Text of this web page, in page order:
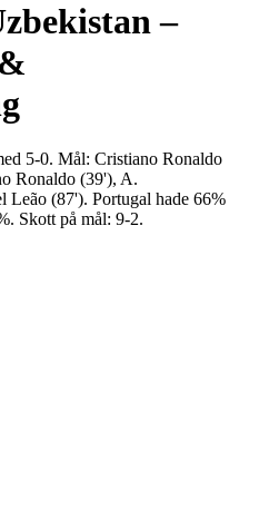
–
5-0. Mål: Cristiano Ronaldo
Ronaldo (39'), A.
Leão (87'). Portugal hade 66%
Skott på mål: 9-2.